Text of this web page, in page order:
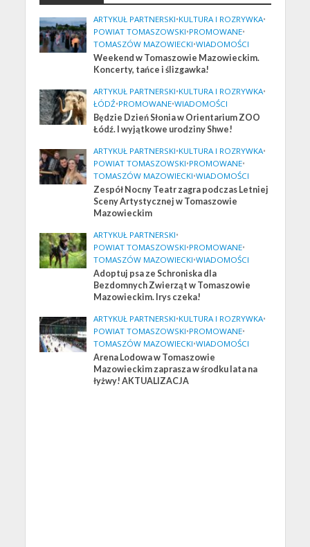
ARTYKUŁ PARTNERSKI•KULTURA I ROZRYWKA•
POWIAT TOMASZOWSKI•PROMOWANE•
TOMASZÓW MAZOWIECKI•WIADOMOŚCI
Weekend w Tomaszowie Mazowieckim.
Koncerty, tańce i ślizgawka!
ARTYKUŁ PARTNERSKI•KULTURA I ROZRYWKA•
ŁÓDŹ•PROMOWANE•WIADOMOŚCI
Będzie Dzień Słonia w Orientarium ZOO
Łódź. I wyjątkowe urodziny Shwe!
ARTYKUŁ PARTNERSKI•KULTURA I ROZRYWKA•
POWIAT TOMASZOWSKI•PROMOWANE•
TOMASZÓW MAZOWIECKI•WIADOMOŚCI
Zespół Nocny Teatr zagra podczas Letniej
Sceny Artystycznej w Tomaszowie
Mazowieckim
ARTYKUŁ PARTNERSKI•
POWIAT TOMASZOWSKI•PROMOWANE•
TOMASZÓW MAZOWIECKI•WIADOMOŚCI
Adoptuj psa ze Schroniska dla
Bezdomnych Zwierząt w Tomaszowie
Mazowieckim. Irys czeka!
ARTYKUŁ PARTNERSKI•KULTURA I ROZRYWKA•
POWIAT TOMASZOWSKI•PROMOWANE•
TOMASZÓW MAZOWIECKI•WIADOMOŚCI
Arena Lodowa w Tomaszowie
Mazowieckim zaprasza w środku lata na
łyżwy! AKTUALIZACJA